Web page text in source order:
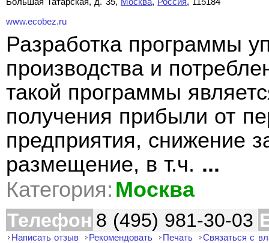
www.ecobez.ru
Разработка программы
производства и
такой программы
получения прибыли от
предприятия, снижение
размещение, в т.ч. ...
Категория: Москва
Телефон 8 (495) 981-30-03
Написать отзыв Рекомендовать Печать Связаться с